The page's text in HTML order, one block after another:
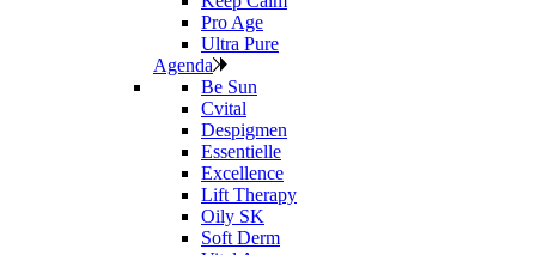
Pro Age
Ultra Pure
Agenda
Be Sun
Cvital
Despigmen
Essentielle
Excellence
Lift Therapy
Oily SK
Soft Derm